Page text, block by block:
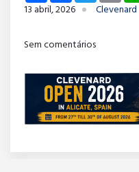
13 abril, 2026
Clevenard
Sem comentários